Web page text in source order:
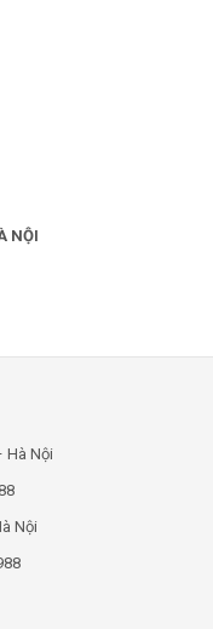
NỘI
Hà Nội
Nội